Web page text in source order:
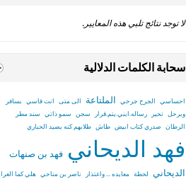
لا توجد نتائج تلبي هذه المعايير.
سحابة الكلمات الدلالية
احساسي الجرح جرحي الملتاعة الى متى انت قاسي بسافر
وبرحل تحير رساله.ابني.يتم.قرار سجن سمو ذاتي سند مطر
الرطان صدري كتاب ابيض طاش طلابهم كنه يصيد الحباري
فهد الديحاني فهد بن صنهات
الديحاني لحظة معايده ... واعتذار ناصر بن مناحي هلي كما الغرا